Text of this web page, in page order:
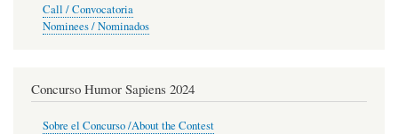
Call / Convocatoria
Nominees / Nominados
Concurso Humor Sapiens 2024
Sobre el Concurso /About the Contest